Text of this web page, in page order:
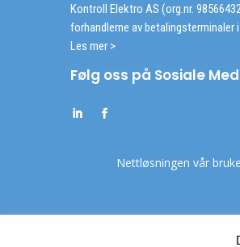
Kontroll Elektro AS (org.nr.
forhandlerne av betalingsterminaler
Les mer >
Følg oss på Sosiale
Nettløsningen vår